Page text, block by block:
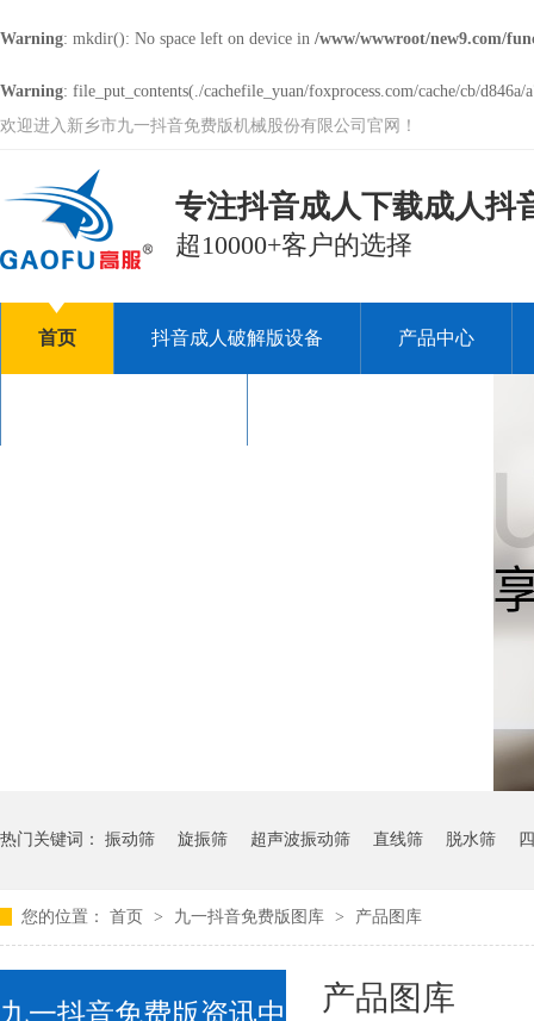
Warning: mkdir(): No space left on device in /www/wwwroot/new9.com/
Warning: file_put_contents(./cachefile_yuan/foxprocess.com/cache/cb/
欢迎进入新乡市九一抖音免费版机械股份有限公司官网！
专注抖音成人下载成人抖
超10000+客户的选择
首页 抖音成人破解版设备 产品中心
热门关键词： 振动筛 旋振筛 超声波振动筛 直线筛 脱水筛
您的位置： 首页 > 九一抖音免费版图库 > 产品图库
九一抖音免费版资讯中 产品图库